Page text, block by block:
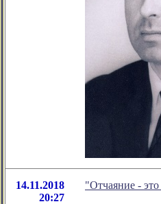
14.11.2018
20:27
"Отчаяние -